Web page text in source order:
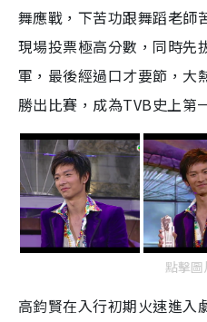
舞應戰，下苦功跟舞蹈老師
現場投票極高分數，同時先
軍，最後經過口才要節，大
勝出比賽，成為TVB史上第
點擊
高鈞賢在入行初期火速進入